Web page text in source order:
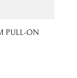
PULL-ON